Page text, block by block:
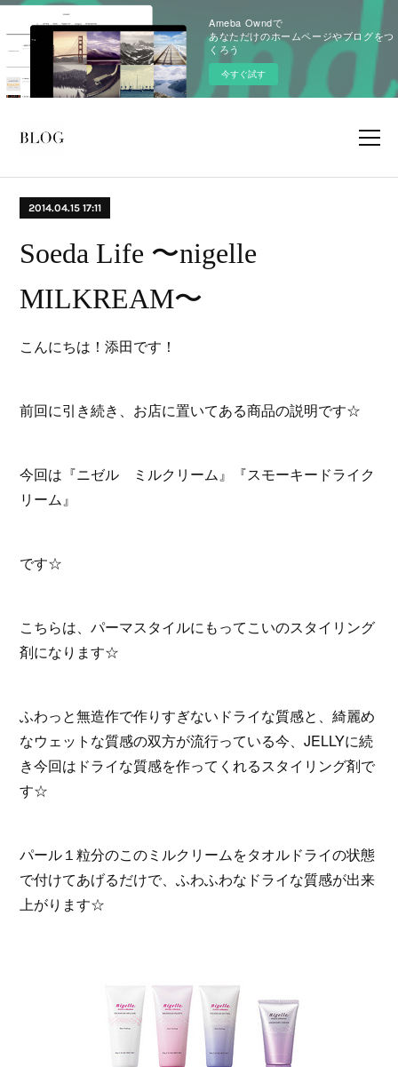
Ameba Owndで
あなただけのホームページやブログをつ
くろう
今すぐ試す
2014.04.15 17:11
Soeda Life 〜nigelle
MILKREAM〜
こんにちは！添田です！
前回に引き続き、お店に置いてある商品の説明です☆
今回は『ニゼル ミルクリーム』『スモーキードライク
リーム』
です☆
こちらは、パーマスタイルにもってこいのスタイリング
剤になります☆
ふわっと無造作で作りすぎないドライな質感と、綺麗め
なウェットな質感の双方が流行っている今、JELLYに続
き今回はドライな質感を作ってくれるスタイリング剤で
す☆
パール１粒分のこのミルクリームをタオルドライの状態
で付けてあげるだけで、ふわふわなドライな質感が出来
上がります☆